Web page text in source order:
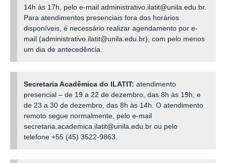
14h às 17h, pelo e-mail administrativo.ilatit@unila.edu.br.
Para atendimentos presenciais fora dos horários
disponíveis, é necessário realizar agendamento por e-
mail (administrativo.ilatit@unila.edu.br), com pelo menos
um dia de antecedência.
Secretaria Acadêmica do ILATIT: atendimento
presencial– de 19 a 22 de dezembro, das 8h às 19h; e
de 23 a 30 de dezembro, das 8h às 14h. O atendimento
remoto segue normalmente, pelo e-mail
secretaria.academica.ilatit@unila.edu.br ou pelo
telefone +55 (45) 3522-9863.